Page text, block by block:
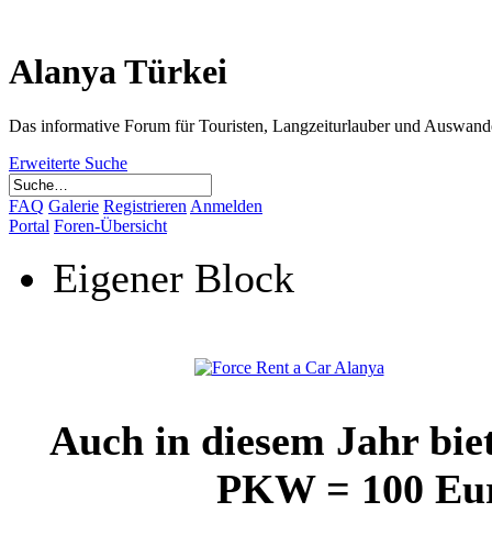
Alanya Türkei
Das informative Forum für Touristen, Langzeiturlauber und
Erweiterte Suche
FAQ Galerie Registrieren Anmelden
Portal Foren-Übersicht
Eigener Block
Auch in diesem Jahr
PKW = 100